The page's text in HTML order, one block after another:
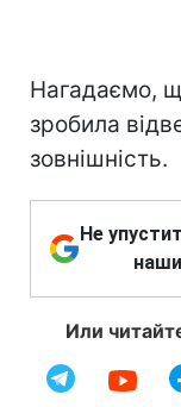
Нагадаємо,
зробила
зовнішність.
Не
Или